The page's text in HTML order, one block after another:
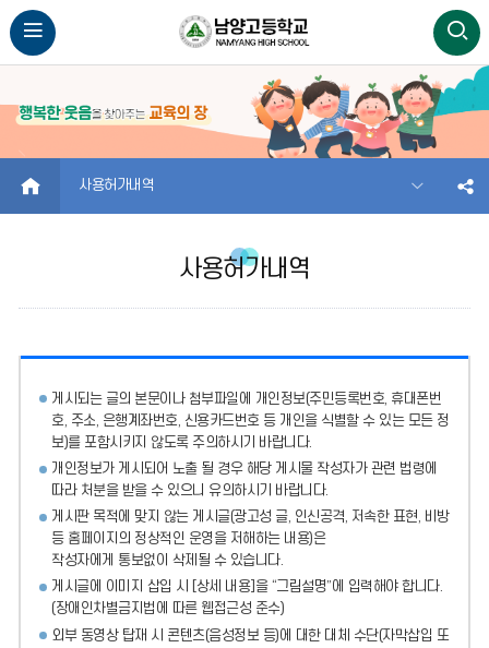
HOME 사용허가내역
사용허가내역
게시되는 글의 본문이나 첨부파일에
개인정보(주민등록번호, 휴대폰번
호, 주소, 은행계좌번호, 신용카드번호 등 개인을 식별할 수 있는 모든 정
보)를 포함시키지 않도록 주의하시기 바랍니다.
개인정보가 게시되어 노출 될 경우 해당 게시물 작성자가 관련 법령에
따라 처분을 받을 수 있으니 유의하시기 바랍니다.
게시판 목적에 맞지 않는 게시글(광고성 글, 인신공격, 저속한 표현, 비방
등 홈페이지의 정상적인 운영을 저해하는 내용)은
작성자에게 통보없이 삭제될 수 있습니다.
게시글에 이미지 삽입 시 [상세 내용]을 “그림설명”에 입력해야 합니다.
(장애인차별금지법에 따른 웹접근성 준수)
외부 동영상 탑재 시 콘텐츠(음성정보 등)에 대한 대체 수단(자막삽입 또